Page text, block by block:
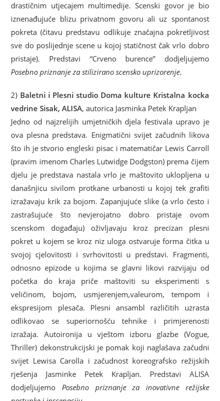
drastičnim utjecajem multimedije. Scenski govor je bio
iznenađujuće blizu privatnom govoru ali uz spontanost
pokreta (čitavu predstavu odlikuje značajna pokretljivost
sve do poslijednje scene u kojoj statičnost čak vrlo dobro
pristaje). Predstavi “Crveno burence” dodjeljujemo
Posebno priznanje za stilizirano scensko uprizorenje.
2) Baletni i Plesni studio Doma kulture Kristalna kocka
vedrine Sisak, ALISA, autorica Jasminka Petek Krapljan
Jedno od najzrelijih umjetničkih djela festivala upravo je
ova plesna predstava. Enigmatični svijet začudnih likova
što ih je stvorio engleski pisac i matematičar Lewis Carroll
(pravim imenom Charles Lutwidge Dodgston) prema čijem
djelu je predstava nastala vrlo je maštovito uklopljena u
današnjicu sivilom protkane urbanosti u kojoj tek grafiti
izražavaju krik za bojom. Zapanjujuće slike (a vrlo često i
zastrašujuće što nevjerojatno dobro pristaje ovom
scenskom događaju) oživljavaju kroz precizan plesni
pokret u kojem se kroz niz uloga ostvaruje forma čitka u
svojoj cjelovitosti i svrhovitosti u predstavi. Fragmenti,
odnosno epizode u kojima se glavni likovi razvijaju od
početka do kraja priče maštoviti su eksperimenti s
veličinom, bojom, usmjerenjem,valeurom, tempom i
ekspresijom plesača. Plesni ansambl različitih uzrasta
odlikovao se superiornošću tehnike i primjerenosti
izražaja. Autoironija u vještom izboru glazbe (Vogue,
Thriller) dekonstrukcijski je pomak koji naglašava začudni
svijet Lewisa Carolla i začudnost koreografsko režijskih
rješenja Jasminke Petek Krapljan. Predstavi ALISA
dodjeljujemoPosebno priznanje za inovativne režijske